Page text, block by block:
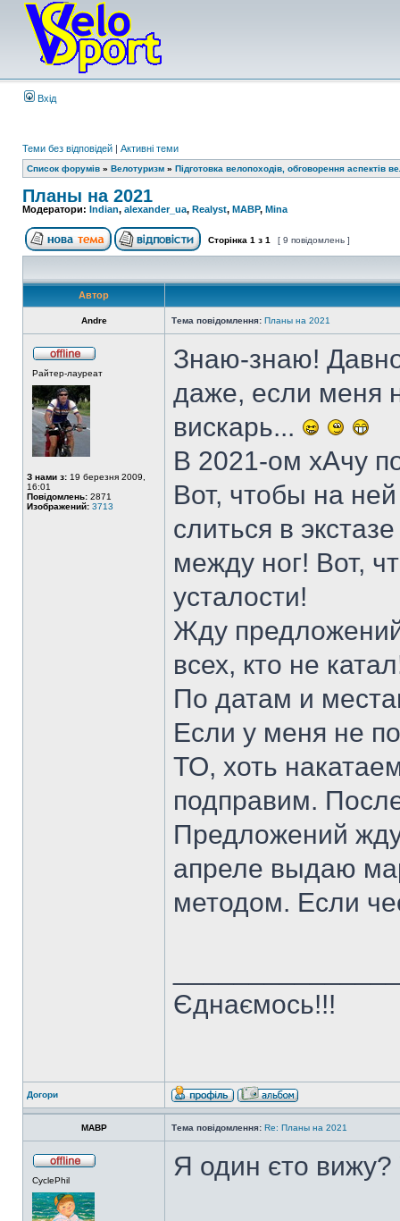
Вхід
Теми без відповідей | Активні теми
Список форумів » Велотуризм » Підготовка велопоходів, обговорення аспектів
Планы на 2021
Модератори: Indian, alexander_ua, Realyst, MABP, Mina
Сторінка 1 з 1 [ 9 повідомлень ]
Автор
Andre Тема повідомлення: Планы на 2021
Райтер-лауреат
З нами з: 19 березня 2009,
16:01
Повідомлень: 2871
Изображений: 3713
Знаю-знаю!
даже, если меня
вискарь...
В 2021-ом хАчу
Вот, чтобы на
слиться в
между ног! Вот,
усталости!
Жду
всех, кто не
По датам и
Если у меня не
ТО, хоть
подправим.
Предложений
апреле выдаю
методом. Если
Єднаємось!!!
Догори
MABP Тема повідомлення: Re: Планы на 2021
CyclePhil Я один єто